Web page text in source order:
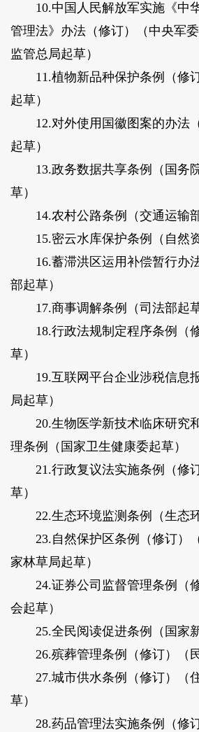
10.中国人民解放军实施《中
管理法》办法（修订）（中央军
监管总局起草）
11.植物新品种保护条例（修
起草）
12.对外使用国徽图案的办法
起草）
13.政务数据共享条例（国务
草）
14.农村公路条例（交通运输部
15.密云水库保护条例（自然资
16.蓄滞洪区运用补偿暂行办法
部起草）
17.商事调解条例（司法部起草
18.行政法规制定程序条例（
草）
19.互联网平台企业涉税信息
局起草）
20.生物医学新技术临床研究
理条例（国家卫生健康委起草）
21.行政复议法实施条例（修
草）
22.生态环境监测条例（生态环
23.自然保护区条例（修订）
家林草局起草）
24.证券公司监督管理条例（
会起草）
25.全民阅读促进条例（国家新
26.殡葬管理条例（修订）（民
27.城市供水条例（修订）（
草）
28.药品管理法实施条例（修